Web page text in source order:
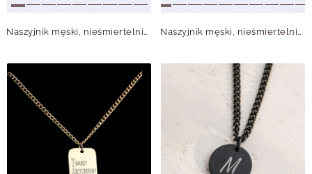
Naszyjnik męski, nieśmiertelnik, stal S310493M01 Naszyjnik męski, nieśmiertelnik, stal S310501M01